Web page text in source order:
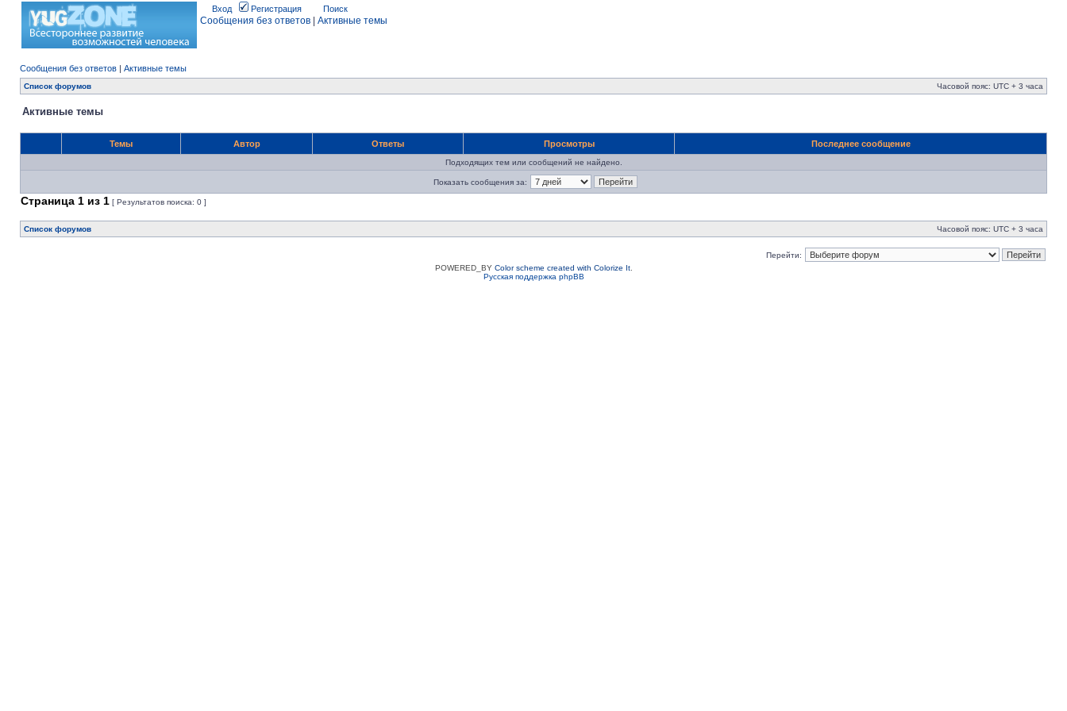
Вход Регистрация Поиск
Сообщения без ответов Активные темы
Сообщения без ответов | Активные темы
Список форумов Часовой пояс: UTC + 3 часа
Активные темы
Темы Автор Ответы Просмотры Последнее сообщение
Подходящих тем или сообщений не найдено.
Показать сообщения за:
Страница 1 из 1 [ Результатов поиска: 0 ]
Список форумов Часовой пояс: UTC + 3 часа
Перейти:
POWERED_BY Color scheme created with Colorize It.
Русская поддержка phpBB